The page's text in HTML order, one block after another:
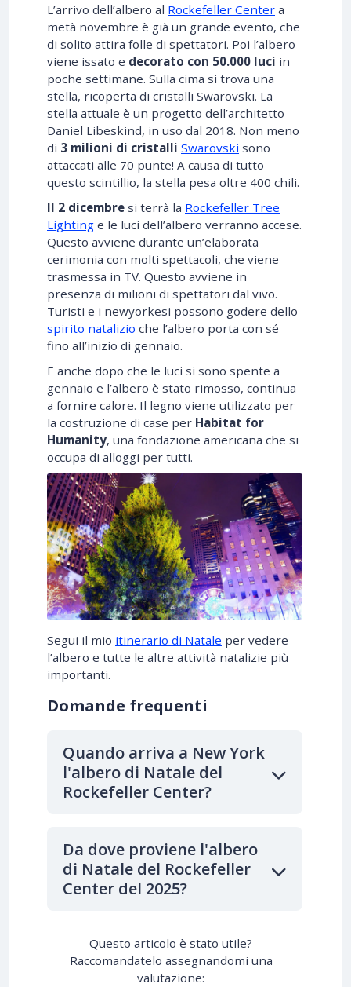
L’arrivo dell’albero al Rockefeller Center a
metà novembre è già un grande evento, che
di solito attira folle di spettatori. Poi l’albero
viene issato e decorato con 50.000 luci in
poche settimane. Sulla cima si trova una
stella, ricoperta di cristalli Swarovski. La
stella attuale è un progetto dell’architetto
Daniel Libeskind, in uso dal 2018. Non meno
di 3 milioni di cristalli Swarovski sono
attaccati alle 70 punte! A causa di tutto
questo scintillio, la stella pesa oltre 400 chili.
Il 2 dicembre si terrà la Rockefeller Tree
Lighting e le luci dell’albero verranno accese.
Questo avviene durante un’elaborata
cerimonia con molti spettacoli, che viene
trasmessa in TV. Questo avviene in
presenza di milioni di spettatori dal vivo.
Turisti e i newyorkesi possono godere dello
spirito natalizio che l’albero porta con sé
fino all’inizio di gennaio.
E anche dopo che le luci si sono spente a
gennaio e l’albero è stato rimosso, continua
a fornire calore. Il legno viene utilizzato per
la costruzione di case per Habitat for
Humanity, una fondazione americana che si
occupa di alloggi per tutti.
Segui il mio itinerario di Natale per vedere
l’albero e tutte le altre attività natalizie più
importanti.
Domande frequenti
Quando arriva a New York
l'albero di Natale del
Rockefeller Center?
Da dove proviene l'albero
di Natale del Rockefeller
Center del 2025?
Questo articolo è stato utile?
Raccomandatelo assegnandomi una
valutazione: